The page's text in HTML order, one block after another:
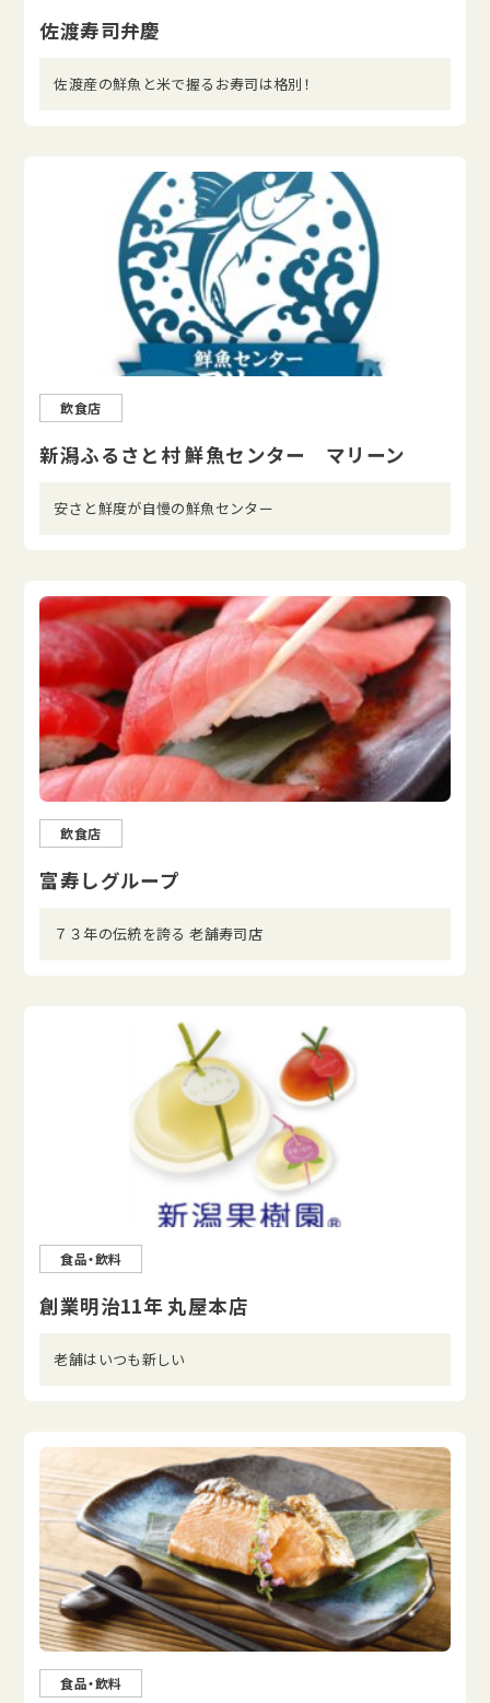
佐渡寿司弁慶
佐渡産の鮮魚と米で握るお寿司は格別！
飲食店
新潟ふるさと村 鮮魚センター マリーン
安さと鮮度が自慢の鮮魚センター
飲食店
富寿しグループ
７３年の伝統を誇る 老舗寿司店
食品・飲料
創業明治11年 丸屋本店
老舗はいつも新しい
食品・飲料